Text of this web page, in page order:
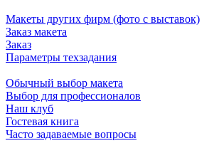
Макеты других фирм (фото с выставок)
Заказ макета
Заказ
Параметры техзадания
Обычный выбор макета
Выбор для профессионалов
Наш клуб
Гостевая книга
Часто задаваемые вопросы